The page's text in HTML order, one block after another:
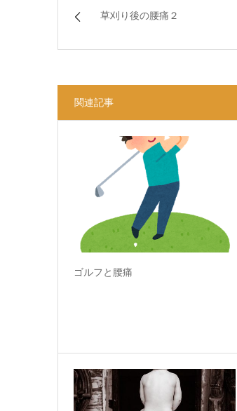
草刈り後の腰痛２
関連記事
ゴルフと腰痛